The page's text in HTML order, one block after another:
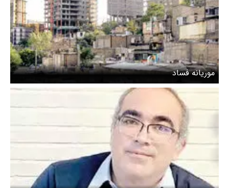
موریانه فساد